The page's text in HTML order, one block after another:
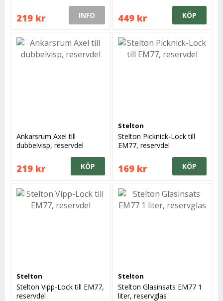
219 kr INFO 449 kr KÖP
Ankarsrum Axel till
dubbelvisp, reservdel
219 kr KÖP
Stelton
Stelton Picknick-Lock till
EM77, reservdel
169 kr KÖP
Stelton
Stelton Vipp-Lock till EM77,
reservdel
Stelton
Stelton Glasinsats EM77 1
liter, reservglas